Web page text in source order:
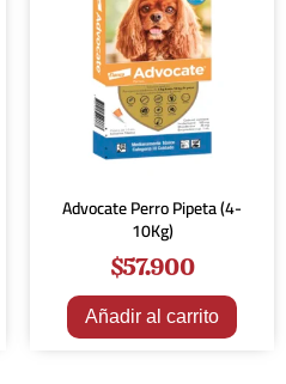
Advocate Perro Pipeta (4-
10Kg)
$57.900
Añadir al carrito